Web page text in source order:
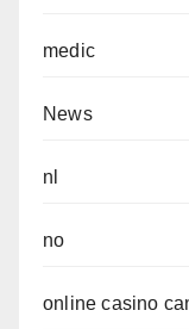
medic
News
nl
no
online casino